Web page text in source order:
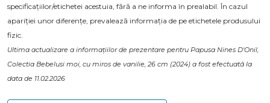
specificațiilor/etichetei acestuia, fără a ne informa în prealabil. În cazul
apariției unor diferențe, prevalează informația de pe etichetele produsului
fizic.
Ultima actualizare a informațiilor de prezentare pentru Papusa Nines D'Onil,
Colectia Bebelusi moi, cu miros de vanilie, 26 cm (2024) a fost efectuată la
data de 11.02.2026